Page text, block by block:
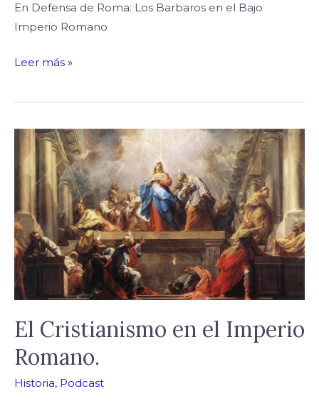
En Defensa de Roma: Los Barbaros en el Bajo
Imperio Romano
Leer más »
El Cristianismo en el Imperio
Romano.
Historia, Podcast
El
Cristianismo
en
Imperio
Romano.